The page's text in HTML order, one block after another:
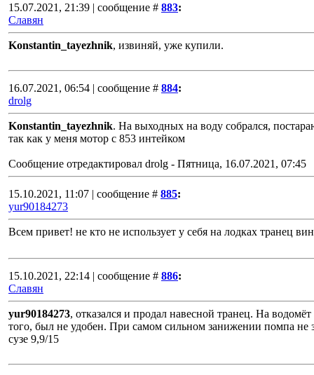
15.07.2021, 21:39 | сообщение # 883:
Славян
Konstantin_tayezhnik, извиняй, уже купили.
16.07.2021, 06:54 | сообщение # 884:
drolg
Konstantin_tayezhnik. На выходных на воду собрался,
так как у меня мотор с 853 интейком
Сообщение отредактировал drolg - Пятница, 16.07.2021, 07:45
15.10.2021, 11:07 | сообщение # 885:
yur90184273
Всем привет! не кто не использует у себя на лодках транец
15.10.2021, 22:14 | сообщение # 886:
Славян
yur90184273, отказался и продал навесной транец. На
того, был не удобен. При самом сильном занижении помпа не
сузе 9,9/15